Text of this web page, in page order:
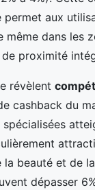
permet aux
même dans les
proximité
révèlent
cashback du
la beauté et de
dépasser